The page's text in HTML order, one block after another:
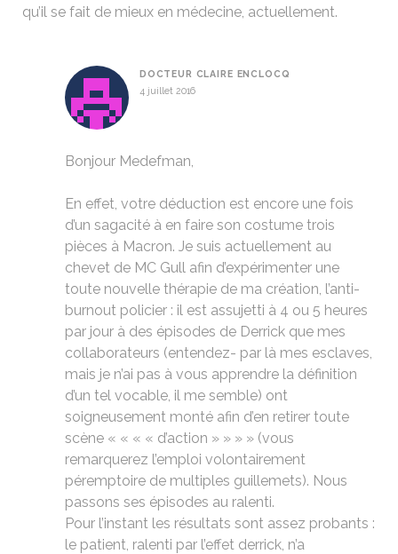
qu’il se fait de mieux en médecine, actuellement.
DOCTEUR CLAIRE ENCLOCQ
4 juillet 2016
Bonjour Medefman,
En effet, votre déduction est encore une fois
d’un sagacité à en faire son costume trois
pièces à Macron. Je suis actuellement au
chevet de MC Gull afin d’expérimenter une
toute nouvelle thérapie de ma création, l’anti-
burnout policier : il est assujetti à 4 ou 5 heures
par jour à des épisodes de Derrick que mes
collaborateurs (entendez- par là mes esclaves,
mais je n’ai pas à vous apprendre la définition
d’un tel vocable, il me semble) ont
soigneusement monté afin d’en retirer toute
scène « « « « d’action » » » » (vous
remarquerez l’emploi volontairement
péremptoire de multiples guillemets). Nous
passons ses épisodes au ralenti.
Pour l’instant les résultats sont assez probants :
le patient, ralenti par l’effet derrick, n’a